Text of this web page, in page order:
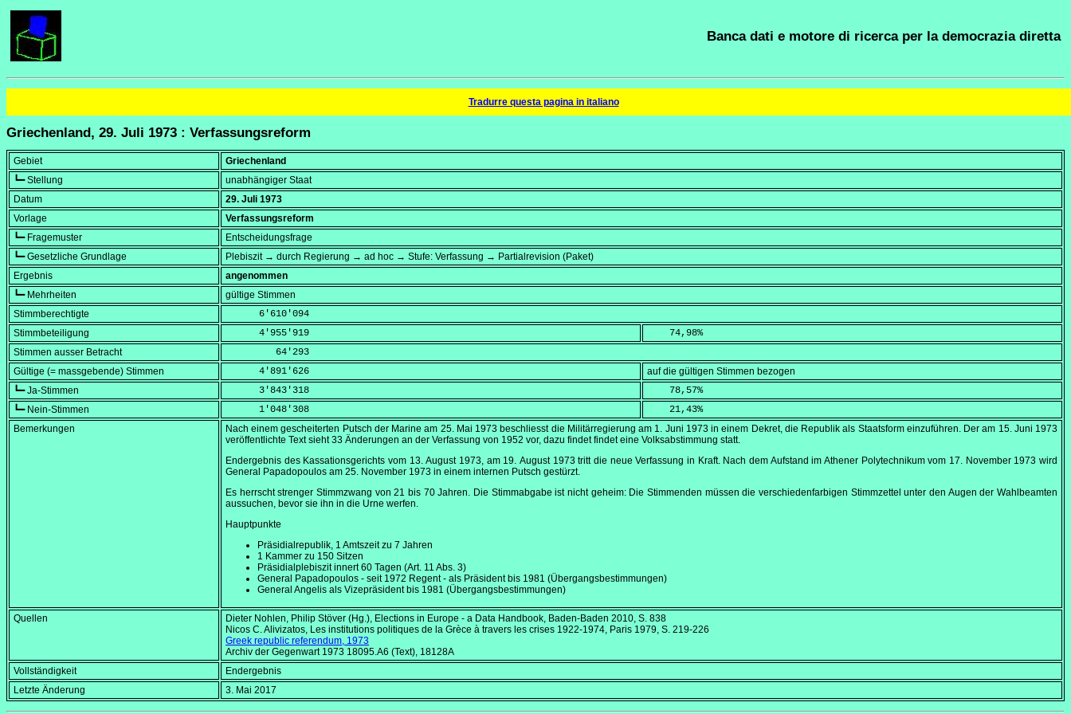
Banca dati e motore di ricerca per la democrazia diretta
Tradurre questa pagina in italiano
Griechenland, 29. Juli 1973 : Verfassungsreform
Gebiet
Griechenland
┗━ Stellung
unabhängiger Staat
Datum
29. Juli 1973
Vorlage
Verfassungsreform
┗━ Fragemuster
Entscheidungsfrage
┗━ Gesetzliche Grundlage
Plebiszit → durch Regierung → ad hoc → Stufe: Verfassung → Partialrevision (Paket)
Ergebnis
angenommen
┗━ Mehrheiten
gültige Stimmen
Stimmberechtigte
      6'610'094
Stimmbeteiligung
      4'955'919
    74,98
%
Stimmen ausser Betracht
         64'293
Gültige (= massgebende) Stimmen
      4'891'626
auf die gültigen Stimmen bezogen
┗━ Ja-Stimmen
      3'843'318
    78,57
%
┗━ Nein-Stimmen
      1'048'308
    21,43
%
Bemerkungen
Nach einem gescheiterten Putsch der Marine am 25. Mai 1973 beschliesst die Militärregierung am 1. Juni 1973in einem Dekret, die Republik als Staatsform einzuführen. Der am 15. Juni 1973
veröffentlichte Text sieht 33 Änderungen an der Verfassung von 1952 vor, dazu findet findet eine Volksabstimmung statt.
Endergebnis des Kassationsgerichts vom 13. August 1973, am 19. August 1973tritt die neue Verfassung in Kraft. Nach dem Aufstand im Athener Polytechnikum vom 17. November 1973 wird
General Papadopoulos am 25. November 1973 in einem internen Putsch gestürzt.
Es herrscht strenger Stimmzwang von 21 bis 70 Jahren. Die Stimmabgabe ist nicht geheim: Die Stimmenden müssen die verschiedenfarbigen Stimmzettel unter den Augen der Wahlbeamten
aussuchen, bevor sie ihn in die Urne werfen.
Hauptpunkte
Präsidialrepublik, 1 Amtszeit zu 7 Jahren
1 Kammer zu 150 Sitzen
Präsidialplebiszit innert 60 Tagen (Art. 11 Abs. 3)
General Papadopoulos - seit 1972 Regent - als Präsident bis 1981 (Übergangsbestimmungen)
General Angelis als Vizepräsident bis 1981 (Übergangsbestimmungen)
Quellen Dieter Nohlen, Philip Stöver (Hg.), Elections in Europe - a Data Handbook, Baden-Baden 2010, S. 838
Nicos C. Alivizatos, Les institutions politiques de la Grèce à travers les crises 1922-1974, Paris 1979, S. 219-226
Greek republic referendum, 1973
Archiv der Gegenwart 1973 18095.A6 (Text), 18128A
Vollständigkeit
Endergebnis
Letzte Änderung
3. Mai 2017